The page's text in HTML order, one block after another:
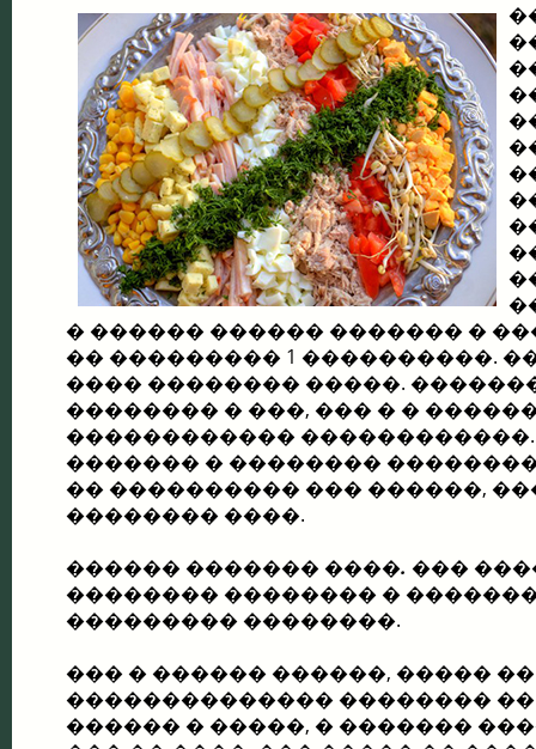
� ������ ������ ������� �
�� ��������� 1 ����������.
���� �������� �����.
�������� � ���, ��� � �
������������
������� � ��������
�� ���������� ��� ������,
�������� ����.
������ ������� ����. ���
�������� �������� �
��������� ��������.
��� � ������ ������, �����
�������������� ��������
������ � �����, � �������